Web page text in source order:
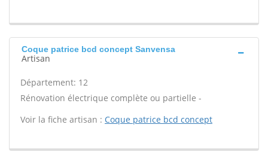
Coque patrice bcd concept Sanvensa
Artisan
Département: 12
Rénovation électrique complète ou partielle -
Voir la fiche artisan : Coque patrice bcd concept